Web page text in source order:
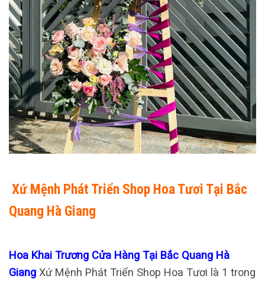
Xứ Mệnh Phát Triển Shop Hoa Tươi Tại Bắc
Quang Hà Giang
Hoa Khai Trương Cửa Hàng Tại Bắc Quang Hà
Giang Xứ Mệnh Phát Triển Shop Hoa Tươi là 1 trong